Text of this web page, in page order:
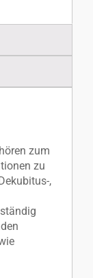
zum
zu
,